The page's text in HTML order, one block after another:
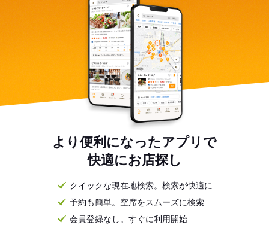
より便利になったアプリで
快適にお店探し
クイックな現在地検索。検索が快適に
予約も簡単。空席をスムーズに検索
会員登録なし。すぐに利用開始